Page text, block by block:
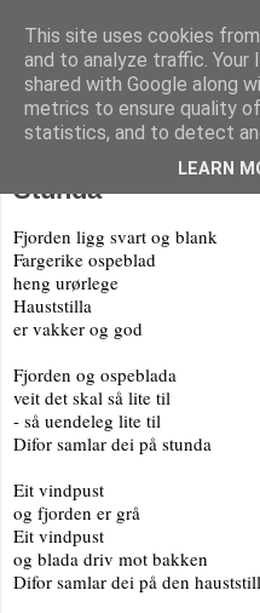
Stunda
Fjorden ligg svart og blank
Fargerike ospeblad
heng urørlege
Hauststilla
er vakker og god
Fjorden og ospeblada
veit det skal så lite til
- så uendeleg lite til
Difor samlar dei på stunda
Eit vindpust
og fjorden er grå
Eit vindpust
og blada driv mot bakken
Difor samlar dei på den
This site uses cookies
and to analyze traffic. Your
shared with Google along
metrics to ensure quality
statistics, and to detect
LEARN